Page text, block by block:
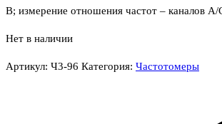
В; измерение отношения частот – каналов
Нет в наличии
Артикул: Ч3-96 Категория: Частотомеры